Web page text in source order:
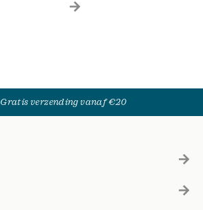
Gratis verzending vanaf €20